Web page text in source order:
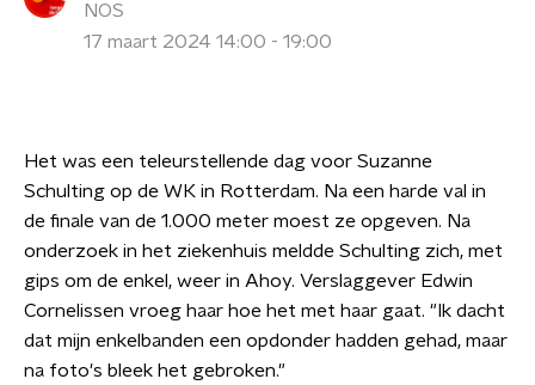
NOS
17 maart 2024 14:00 - 19:00
Het was een teleurstellende dag voor Suzanne
Schulting op de WK in Rotterdam. Na een harde val in
de finale van de 1.000 meter moest ze opgeven. Na
onderzoek in het ziekenhuis meldde Schulting zich, met
gips om de enkel, weer in Ahoy. Verslaggever Edwin
Cornelissen vroeg haar hoe het met haar gaat. "Ik dacht
dat mijn enkelbanden een opdonder hadden gehad, maar
na foto's bleek het gebroken."